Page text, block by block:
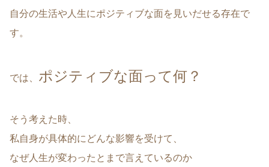
自分の生活や人生にポジティブな面を見いだせる存在で
す。
では、 ポジティブな面って何？
そう考えた時、
私自身が具体的にどんな影響を受けて、
なぜ人生が変わったとまで言えているのか